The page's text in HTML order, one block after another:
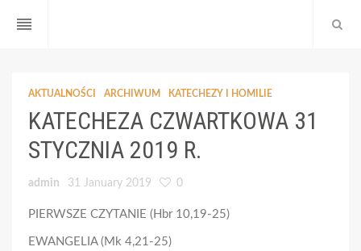
reorder
AKTUALNOŚCI ARCHIWUM KATECHEZY I HOMILIE
KATECHEZA CZWARTKOWA 31
STYCZNIA 2019 R.
admin 31 January 2019 0
PIERWSZE CZYTANIE (Hbr 10,19-25)
EWANGELIA (Mk 4,21-25)